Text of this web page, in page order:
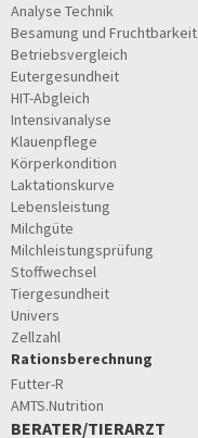
Analyse Technik
Besamung und Fruchtbarkeit
Betriebsvergleich
Eutergesundheit
HIT-Abgleich
Intensivanalyse
Klauenpflege
Körperkondition
Laktationskurve
Lebensleistung
Milchgüte
Milchleistungsprüfung
Stoffwechsel
Tiergesundheit
Univers
Zellzahl
Rationsberechnung
Futter-R
AMTS.Nutrition
BERATER/TIERARZT